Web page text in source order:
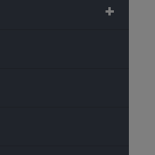
+